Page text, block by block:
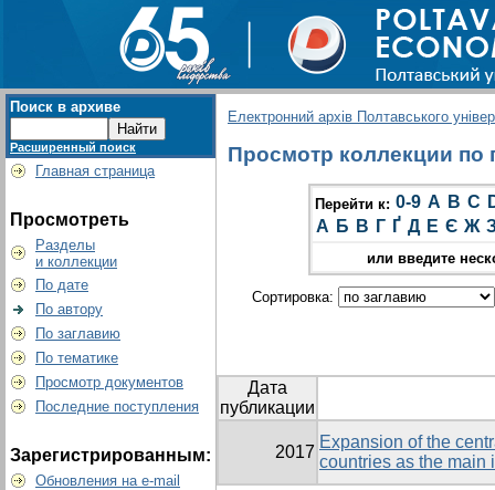
Поиск в архиве
Расширенный поиск
Главная страница
Просмотреть
Разделы
и коллекции
По дате
По автору
По заглавию
По тематике
Просмотр документов
Последние поступления
Зарегистрированным:
Обновления на e-mail
Електронний архів Полтавського
Просмотр коллекции по
Перейти к: 0-9 A B C
А Б В Г Ґ Д Е Є Ж
или введите
Сортировка:
Дата
публикации
2017
Expansion of the
countries as the main